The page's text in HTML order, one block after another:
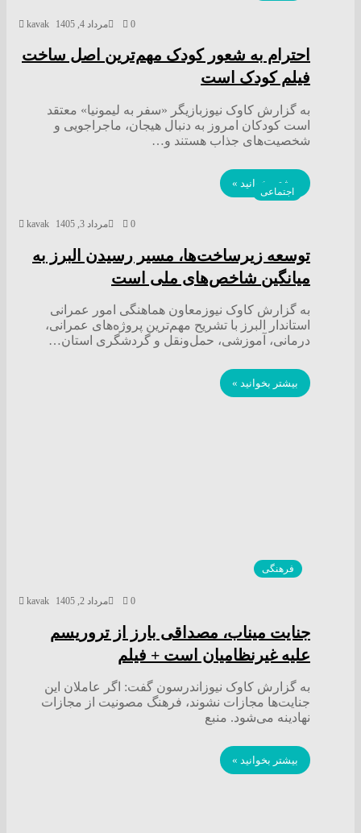
kavak مرداد 4, 1405 0
احترام به شعور کودک مهم‌ترین اصل ساخت
فیلم کودک است
به گزارش کاوک نیوزبازیگر «سفر به لیمونیا» معتقد
است کودکان امروز به دنبال هیجان، ماجراجویی و
شخصیت‌های جذاب هستند و…
بیشتر بخوانید »
اجتماعی
kavak مرداد 3, 1405 0
توسعه زیرساخت‌ها، مسیر رسیدن البرز به
میانگین شاخص‌های ملی است
به گزارش کاوک نیوزمعاون هماهنگی امور عمرانی
استاندار البرز با تشریح مهم‌ترین پروژه‌های عمرانی،
درمانی، آموزشی، حمل‌ونقل و گردشگری استان…
بیشتر بخوانید »
فرهنگی
kavak مرداد 2, 1405 0
جنایت میناب، مصداقی بارز از تروریسم
علیه غیرنظامیان است + فیلم
به گزارش کاوک نیوزاندرسون گفت: اگر عاملان این
جنایت‌ها مجازات نشوند، فرهنگ مصونیت از مجازات
نهادینه می‌شود. منبع
بیشتر بخوانید »